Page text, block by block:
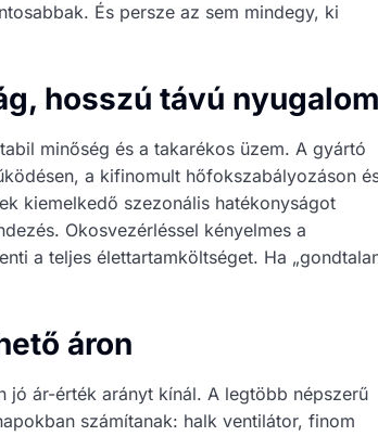
És persze az sem mindegy, ki
hosszú távú nyugalom
minőség és a takarékos üzem. A gyártó
a kifinomult hőfokszabályozáson
kiemelkedő szezonális hatékonyságot
Okosvezérléssel kényelmes a
a teljes élettartamköltséget. Ha
áron
jó ár-érték arányt kínál. A legtöbb népszerű
számítanak: halk ventilátor, finom